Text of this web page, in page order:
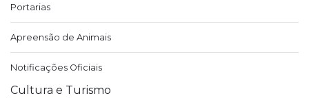
Portarias
Apreensão de Animais
Notificações Oficiais
Cultura e Turismo